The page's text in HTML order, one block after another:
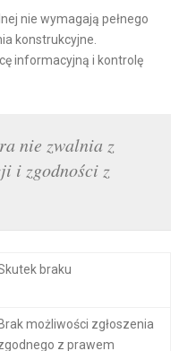
nie wymagają pełnego
konstrukcyjne.
informacyjną i kontrolę
nie zwalnia z
i zgodności z
braku
Brak możliwości zgłoszenia
z prawem